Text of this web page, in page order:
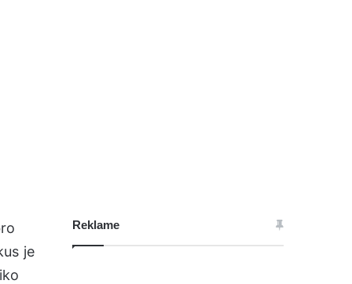
je
Reklame